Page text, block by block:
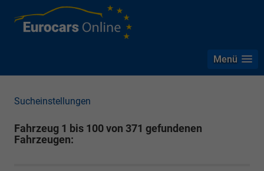
Menü
Sucheinstellungen
Fahrzeug 1 bis 100 von 371 gefundenen
Fahrzeugen: